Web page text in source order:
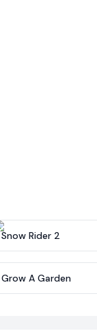
Snow Rider 2
Grow A Garden